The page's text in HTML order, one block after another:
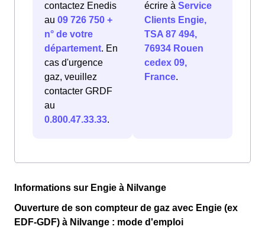
contactez Enedis
au 09 726 750 +
n° de votre
département. En
cas d'urgence
gaz, veuillez
contacter GRDF
au
0.800.47.33.33.
écrire à Service
Clients Engie,
TSA 87 494,
76934 Rouen
cedex 09,
France.
Informations sur Engie à Nilvange
Ouverture de son compteur de gaz avec Engie (ex
EDF-GDF) à Nilvange : mode d'emploi